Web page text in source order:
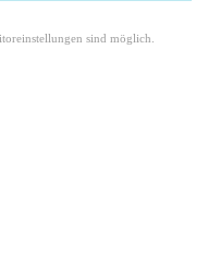
sind möglich.